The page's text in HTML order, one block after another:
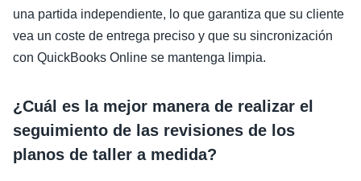
una partida independiente, lo que garantiza que su cliente
vea un coste de entrega preciso y que su sincronización
con QuickBooks Online se mantenga limpia.
¿Cuál es la mejor manera de realizar el
seguimiento de las revisiones de los
planos de taller a medida?